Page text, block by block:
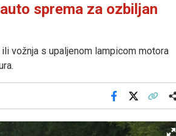
sprema za ozbiljan
vožnja s upaljenom lampicom motora
Facebook